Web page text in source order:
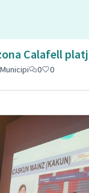
Calafell
Municipi 0 0